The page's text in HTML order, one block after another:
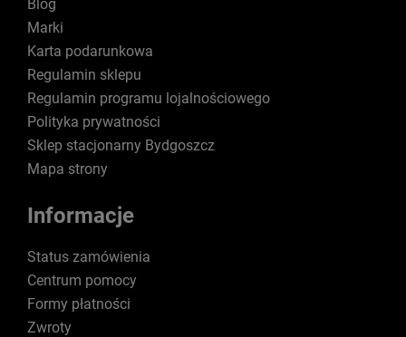
Blog
Marki
Karta podarunkowa
Regulamin sklepu
Regulamin programu lojalnościowego
Polityka prywatności
Sklep stacjonarny Bydgoszcz
Mapa strony
Informacje
Status zamówienia
Centrum pomocy
Formy płatności
Zwroty